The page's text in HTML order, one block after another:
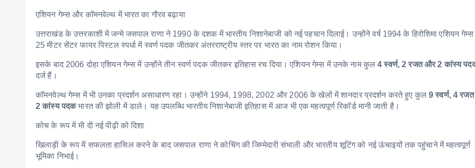
एशियन गेम्स और कॉमनवेल्थ में भारत का गौरव बढ़ाया
उत्तराखंड के उत्तरकाशी में जन्मे जसपाल राणा ने 1990 के दशक में भारतीय निशानेबाजी को नई पहचान दिलाई। उन्होंने वर्ष 1994 के हिरोशिमा एशियन
25 मीटर सेंटर फायर पिस्टल स्पर्धा में स्वर्ण पदक जीतकर अंतरराष्ट्रीय स्तर पर भारत का नाम रोशन किया।
इसके बाद 2006 दोहा एशियन गेम्स में उन्होंने तीन स्वर्ण पदक जीतकर इतिहास रच दिया। एशियन गेम्स में उनके नाम कुल4 स्वर्ण, 2 रजत और 2 कांस्य
दर्ज हैं।
कॉमनवेल्थ गेम्स में भी उनका प्रदर्शन असाधारण रहा। उन्होंने 1994, 1998, 2002 और 2006 के खेलों में शानदार प्रदर्शन करते हुए कुल9 स्वर्ण, 4
2 कांस्य पदकभारत की झोली में डाले। यह उपलब्धि भारतीय निशानेबाजी इतिहास में आज भी एक महत्वपूर्ण रिकॉर्ड मानी जाती है।
कोच के रूप में भी दी नई पीढ़ी को दिशा
खिलाड़ी के रूप में सफलता हासिल करने के बाद जसपाल राणा ने कोचिंग की जिम्मेदारी संभाली और भारतीय शूटिंग को नई ऊंचाइयों तक पहुंचाने में महत्वपूर्ण
भूमिका निभाई।